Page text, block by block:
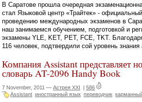
В Саратове прошла очередная
стал Языковой центр «Трайтек» -
проведению международных экзаменов в
наш занимаемся обучением, подготовкой и
экзамены YLE, KET, PET, FCE, TKT.
116 человек, подтвердили сой уровень знания
Компания Assistant представляет
словарь AT-2096 Handy Book
7 November, 2011 — Астрея XXI
586
Assistant иностранный язык переводчик